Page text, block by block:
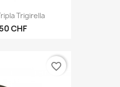
Trigirella
CHF
favorite_border